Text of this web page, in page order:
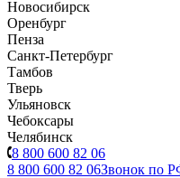
Новосибирск
Оренбург
Пенза
Санкт-Петербург
Тамбов
Тверь
Ульяновск
Чебоксары
Челябинск
8 800 600 82 06
8 800 600 82 06Звонок по